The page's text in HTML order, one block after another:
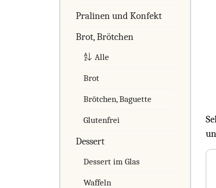
Pralinen und Konfekt
Brot, Brötchen
Alle
Brot
Brötchen, Baguette
Glutenfrei
Dessert
Dessert im Glas
Waffeln